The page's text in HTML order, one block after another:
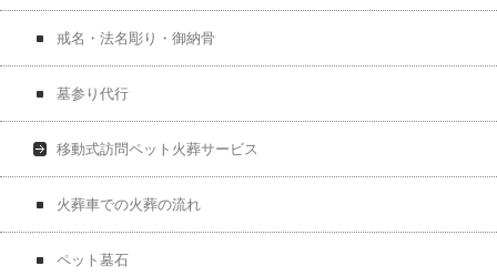
戒名・法名彫り・御納骨
墓参り代行
移動式訪問ペット火葬サービス
火葬車での火葬の流れ
ペット墓石